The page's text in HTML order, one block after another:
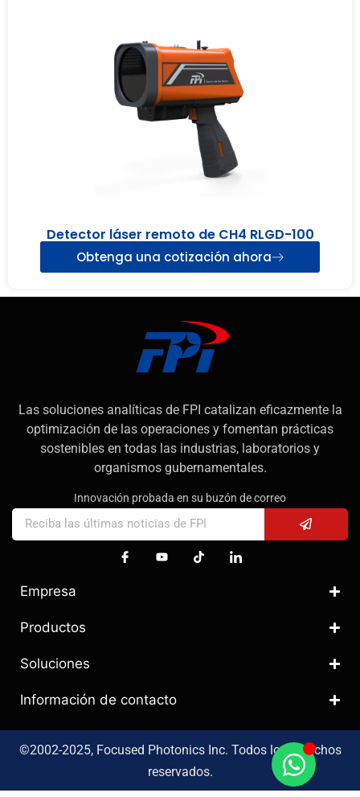
Detector láser remoto de CH4 RLGD-100
Obtenga una cotización ahora
Las soluciones analíticas de FPI catalizan eficazmente la
optimización de las operaciones y fomentan prácticas
sostenibles en todas las industrias, laboratorios y
organismos gubernamentales.
Innovación probada en su buzón de correo
Empresa
Productos
Soluciones
Información de contacto
©2002-2025, Focused Photonics Inc. Todos los derechos
reservados.